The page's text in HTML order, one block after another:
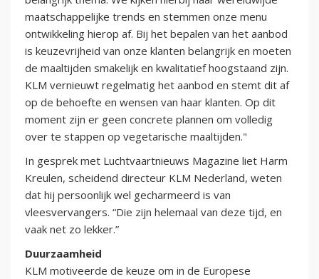
maatschappelijke trends en stemmen onze menu
ontwikkeling hierop af. Bij het bepalen van het aanbod
is keuzevrijheid van onze klanten belangrijk en moeten
de maaltijden smakelijk en kwalitatief hoogstaand zijn.
KLM vernieuwt regelmatig het aanbod en stemt dit af
op de behoefte en wensen van haar klanten. Op dit
moment zijn er geen concrete plannen om volledig
over te stappen op vegetarische maaltijden."
In gesprek met Luchtvaartnieuws Magazine liet Harm
Kreulen, scheidend directeur KLM Nederland, weten
dat hij persoonlijk wel gecharmeerd is van
vleesvervangers. “Die zijn helemaal van deze tijd, en
vaak net zo lekker.”
Duurzaamheid
KLM motiveerde de keuze om in de Europese